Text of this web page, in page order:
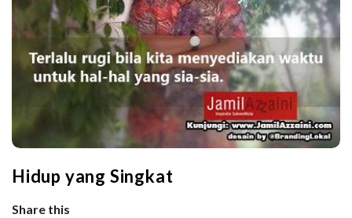
Hidup yang Singkat
Share this